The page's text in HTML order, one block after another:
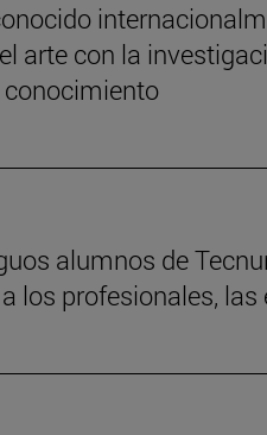
arte con la
alumnos de
los profesionales,